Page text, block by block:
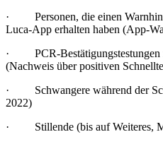
· Personen, die einen
Luca-App erhalten haben (App-
· PCR-Bestätigungstestungen
(Nachweis über positiven
· Schwangere während der
2022)
· Stillende (bis auf Weiteres,